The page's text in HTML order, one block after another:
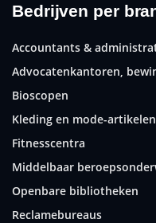
Bedrijven per
Accountants &
Advocatenkantoren,
Bioscopen
Kleding en mode-artikelen
Fitnesscentra
Middelbaar
Openbare bibliotheken
Reclamebureaus